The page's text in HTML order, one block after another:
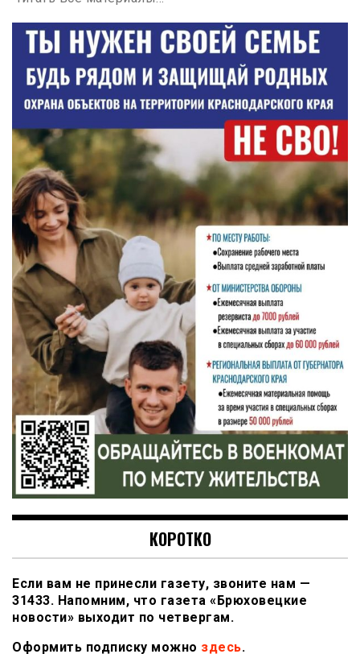
КОРОТКО
Если вам не принесли газету, звоните нам —
31433. Напомним, что газета «Брюховецкие
новости» выходит по четвергам.
Оформить подписку можно здесь.